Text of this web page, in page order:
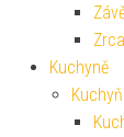
Kuchyně